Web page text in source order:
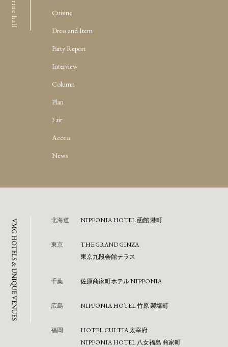
Cuisine
Dress and Item
Party Report
Interview
Column
Plan
Fair
Access
News
北海道 NIPPONIA HOTEL 函館 港町
東京
THE GRAND GINZA
東京九段会館テラス
千葉 佐原商家町ホテル NIPPONIA
広島 NIPPONIA HOTEL 竹原 製塩町
福岡
HOTEL CULTIA 太宰府
NIPPONIA HOTEL 八女福島 商家町